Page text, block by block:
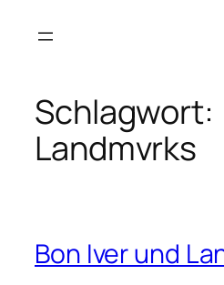
Inhalt
Schlagwort:
Landmvrks
Bon Iver und